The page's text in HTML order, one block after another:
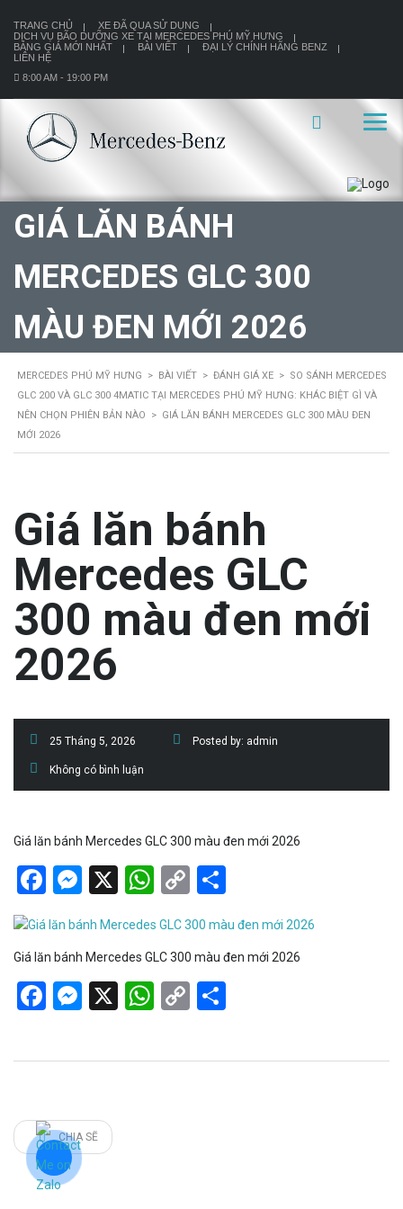
TRANG CHỦ
XE ĐÃ QUA SỬ DỤNG
DỊCH VỤ BÃO DƯỠNG XE TẠI MERCEDES PHÚ MỸ HƯNG
BẢNG GIÁ MỚI NHẤT
BÀI VIẾT
ĐẠI LÝ CHÍNH HÃNG BENZ
LIÊN HỆ
8:00 AM - 19:00 PM
GIÁ LĂN BÁNH
MERCEDES GLC 300
MÀU ĐEN MỚI 2026
MERCEDES PHÚ MỸ HƯNG > BÀI VIẾT > ĐÁNH GIÁ XE > SO SÁNH MERCEDES
GLC 200 VÀ GLC 300 4MATIC TẠI MERCEDES PHÚ MỸ HƯNG: KHÁC BIỆT GÌ VÀ
NÊN CHỌN PHIÊN BẢN NÀO
> GIÁ LĂN BÁNH MERCEDES GLC 300 MÀU ĐEN
MỚI 2026
Giá lăn bánh
Mercedes GLC
300 màu đen mới
2026
25 Tháng 5, 2026 Posted by: admin
Không có bình luận
Giá lăn bánh Mercedes GLC 300 màu đen mới 2026
Facebook
Messenger
X WhatsApp
Copy
Giá lăn bánh Mercedes GLC 300 màu đen mới 2026
Facebook
Messenger
X WhatsApp
Copy
CHIA SẼ